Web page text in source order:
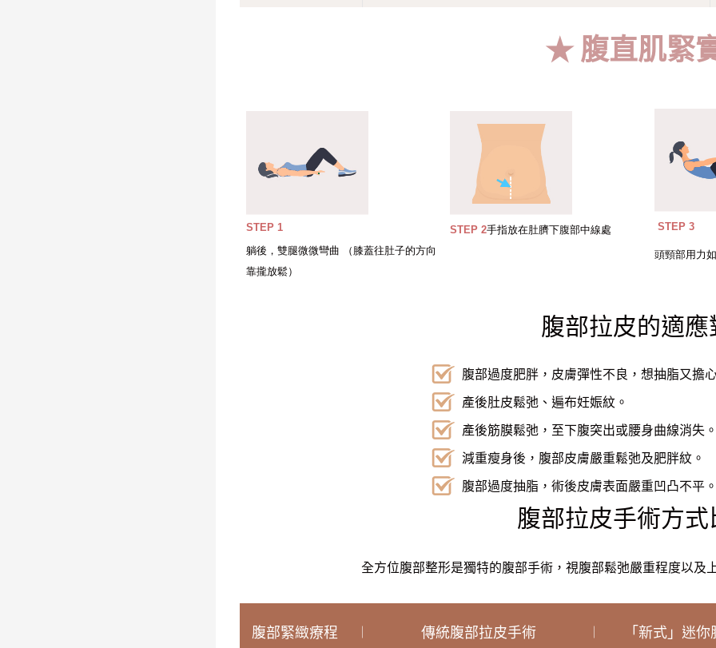
★ 腹直肌緊
STEP 1
躺後，雙腿微微彎曲 （膝蓋往肚子的方向
靠攏放鬆）
STEP 2手指放在肚臍下腹部中線處 STEP 3
頭頸部用力
腹部拉皮的適
腹部過度肥胖，皮膚彈性不良，想抽脂又擔
產後肚皮鬆弛、遍布妊娠紋。
產後筋膜鬆弛，至下腹突出或腰身曲線消失
減重瘦身後，腹部皮膚嚴重鬆弛及肥胖紋。
腹部過度抽脂，術後皮膚表面嚴重凹凸不平
腹部拉皮手術方
全方位腹部整形是獨特的腹部手術，視腹部鬆弛嚴重程度以及
腹部緊緻療程 傳統腹部拉皮手術 「新式」迷